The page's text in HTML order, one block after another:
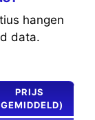
hangen
data.
PRIJS